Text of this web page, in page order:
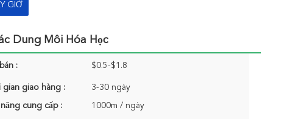
GIỜ
Dung Môi Hóa Học
: $0.5-$1.8
gian giao hàng : 3-30 ngày
năng cung cấp : 1000m / ngày